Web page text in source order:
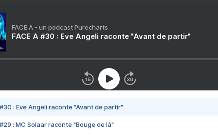
FACE A - un podcast Purecharts
FACE A #30 : Eve Angeli raconte "Avant de partir"
#30 : Eve Angeli raconte "Avant de partir"
#29 : MC Solaar raconte "Bouge de là"